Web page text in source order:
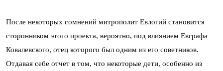
После некоторых сомнений митрополит Евлогий становится
сторонником этого проекта, вероятно, под влиянием Евграфа
Ковалевского, отец которого был одним из его советников.
Отдавая себе отчет в том, что некоторые дети, особенно из